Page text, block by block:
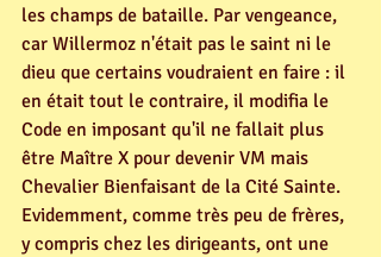
les champs de bataille. Par vengeance,
car Willermoz n'était pas le saint ni le
dieu que certains voudraient en faire : il
en était tout le contraire, il modifia le
Code en imposant qu'il ne fallait plus
être Maître X pour devenir VM mais
Chevalier Bienfaisant de la Cité Sainte.
Evidemment, comme très peu de frères,
y compris chez les dirigeants, ont une